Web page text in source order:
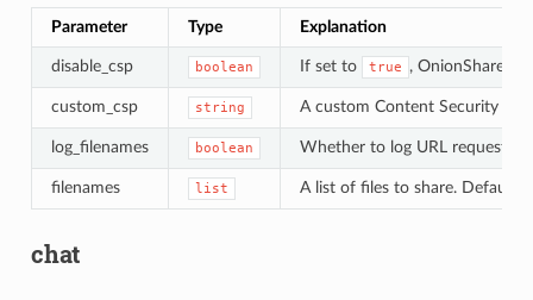
Parameter Type Explanation
disable_csp boolean If set to true , OnionShare
custom_csp string A custom Content Security
log_filenames boolean Whether to log URL requests
filenames list A list of files to share. Default:
chat